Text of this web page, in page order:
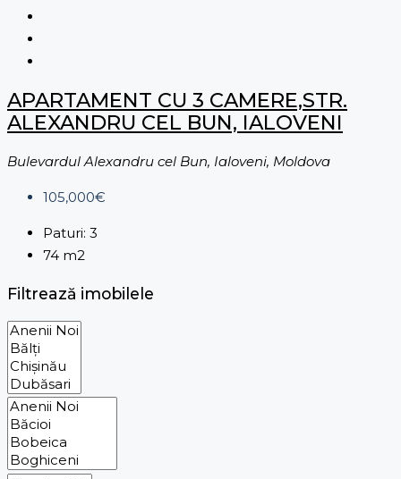
APARTAMENT CU 3 CAMERE,STR.
ALEXANDRU CEL BUN, IALOVENI
Bulevardul Alexandru cel Bun, Ialoveni, Moldova
105,000€
Paturi: 3
74 m2
Filtrează imobilele